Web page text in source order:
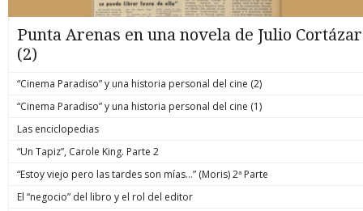
Punta Arenas en una novela de Julio Cortázar
(2)
“Cinema Paradiso” y una historia personal del cine (2)
“Cinema Paradiso” y una historia personal del cine (1)
Las enciclopedias
“Un Tapiz”, Carole King. Parte 2
“Estoy viejo pero las tardes son mías…” (Moris) 2ª Parte
El “negocio” del libro y el rol del editor